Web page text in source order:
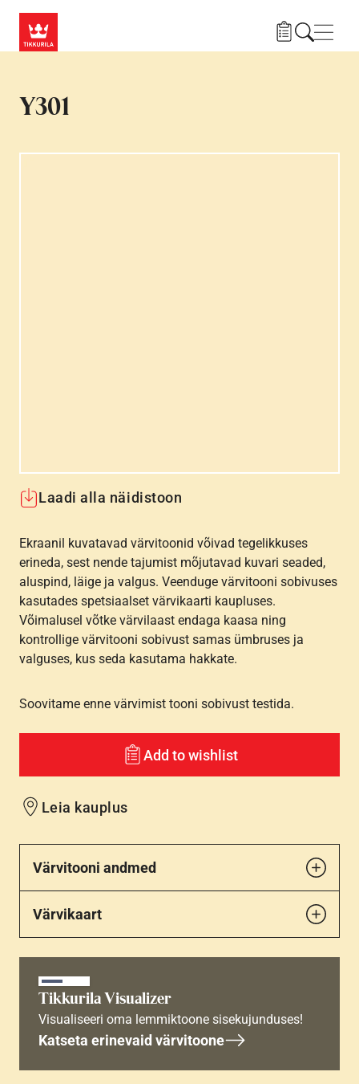
Y301
Laadi alla näidistoon
Ekraanil kuvatavad värvitoonid võivad tegelikkuses
erineda, sest nende tajumist mõjutavad kuvari seaded,
aluspind, läige ja valgus. Veenduge värvitooni sobivuses
kasutades spetsiaalset värvikaarti kaupluses.
Võimalusel võtke värvilaast endaga kaasa ning
kontrollige värvitooni sobivust samas ümbruses ja
valguses, kus seda kasutama hakkate.
Soovitame enne värvimist tooni sobivust testida.
Add to wishlist
Leia kauplus
Värvitooni andmed
Värvikaart
Tikkurila Visualizer
Visualiseeri oma lemmiktoone sisekujunduses!
Katseta erinevaid värvitoone